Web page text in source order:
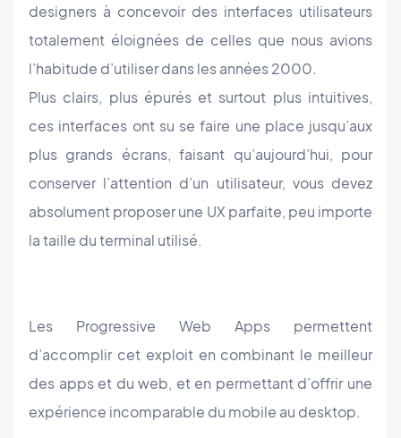
designers à concevoir des interfaces utilisateurs
totalement éloignées de celles que nous avions
l’habitude d’utiliser dans les années 2000.
Plus clairs, plus épurés et surtout plus intuitives,
ces interfaces ont su se faire une place jusqu’aux
plus grands écrans, faisant qu’aujourd’hui, pour
conserver l’attention d’un utilisateur, vous devez
absolument proposer une UX parfaite, peu importe
la taille du terminal utilisé.
Les Progressive Web Apps permettent
d’accomplir cet exploit en combinant le meilleur
des apps et du web, et en permettant d’offrir une
expérience incomparable du mobile au desktop.